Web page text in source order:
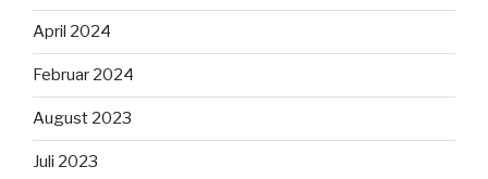
April 2024
Februar 2024
August 2023
Juli 2023